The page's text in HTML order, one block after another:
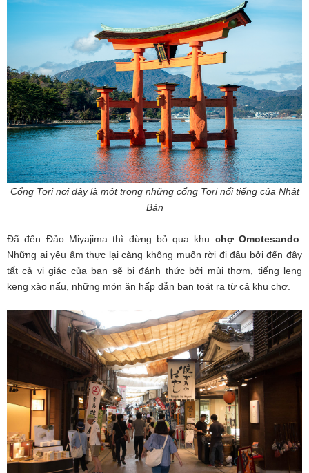
Cổng Tori nơi đây là một trong những cổng Tori nổi tiếng của Nhật
Bản
Đã đến Đảo Miyajima thì đừng bỏ qua khu chợ Omotesando
Những ai yêu ẩm thực lại càng không muốn rời đi đâu bởi đến đây
tất cả vị giác của bạn sẽ bị đánh thức bởi mùi thơm, tiếng leng
keng xào nấu, những món ăn hấp dẫn bạn toát ra từ cả khu chợ.